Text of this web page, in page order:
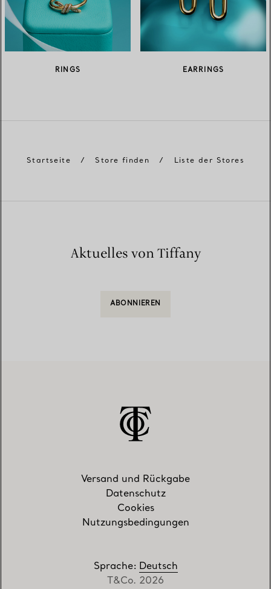
RINGS EARRINGS
Startseite / Store finden / Liste der Stores
Aktuelles von Tiffany
ABONNIEREN
Versand und Rückgabe
Datenschutz
Cookies
Nutzungsbedingungen
Sprache: Deutsch
T&Co. 2026